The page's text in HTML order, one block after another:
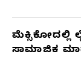
ಮೆಕ್ಸಿಕೋದಲ್ಲಿ
ಸಾಮಾಜಿಕ